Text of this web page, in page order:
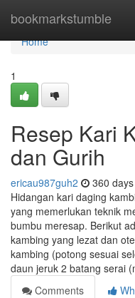
bookmarkstumble
Home
Home
1
Resep Kari
dan Gurih
ericau987guh2 360
Hidangan kari daging
yang memerlukan teknik
bumbu meresap. Berikut
kambing yang lezat dan
kambing (potong sesuai
daun jeruk 2 batang serai
Comments